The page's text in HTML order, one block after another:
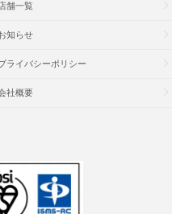
舗一覧
知らせ
ライバシーポリシー
社概要